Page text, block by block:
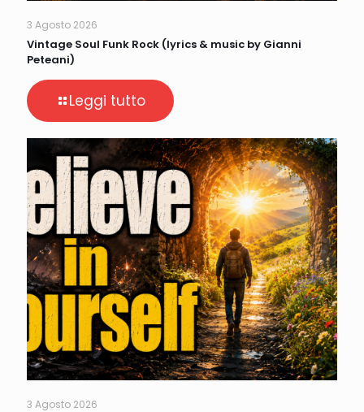
3 Agosto 2026
Vintage Soul Funk Rock (lyrics & music by Gianni
Peteani)
Leggi tutto
3 Agosto 2026